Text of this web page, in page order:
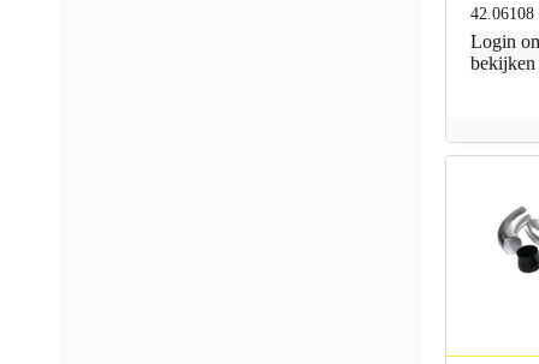
42.06108
Login
bekijken